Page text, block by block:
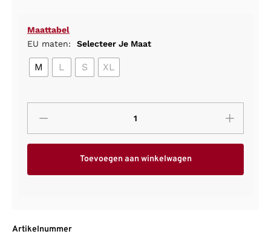
Maattabel
EU maten:
Selecteer Je Maat
M L S XL
Toevoegen aan winkelwagen
Artikelnummer